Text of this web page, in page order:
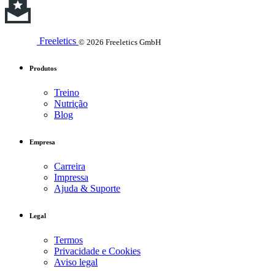
Freeletics © 2026 Freeletics GmbH
Produtos
Treino
Nutrição
Blog
Empresa
Carreira
Impressa
Ajuda & Suporte
Legal
Termos
Privacidade e Cookies
Aviso legal